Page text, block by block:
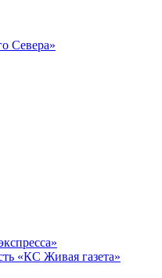
Севера»
«КС Живая газета»